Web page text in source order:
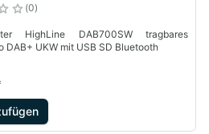
0
HighLine DAB700SW tragbares
DAB+ UKW mit USB SD Bluetooth